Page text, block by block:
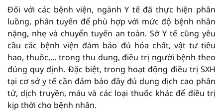
Đối với các bệnh viện, ngành Y tế đã thực hiện phân
luồng, phân tuyến để phù hợp với mức độ bệnh nhân
nặng, nhẹ và chuyển tuyến an toàn. Sở Y tế cũng yêu
cầu các bệnh viện đảm bảo đủ hóa chất, vật tư tiêu
hao, thuốc,… trong thu dung, điều trị người bệnh theo
đúng quy định. Đặc biệt, trong hoạt động điều trị SXH
tại cơ sở y tế cần đảm bảo đầy đủ dung dịch cao phân
tử, dịch truyền, máu và các loại thuốc khác để điều trị
kịp thời cho bệnh nhân.